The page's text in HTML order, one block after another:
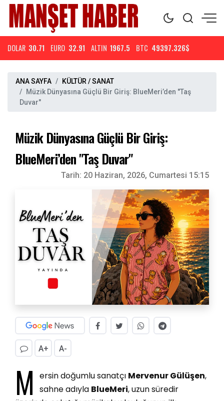
DOLAR 30.71 EURO 32.91 ALTIN 1967.5 BTC 49397.326$
ANA SAYFA
KÜLTÜR / SANAT
Müzik Dünyasına Güçlü Bir Giriş: BlueMeri’den "Taş
Duvar"
Müzik Dünyasına Güçlü Bir Giriş:
BlueMeri’den "Taş Duvar"
Tarih: 20 Haziran, 2026, Cumartesi 15:15
A+ A-
M ersin doğumlu sanatçı Mervenur Gülüşen,
sahne adıyla BlueMeri, uzun süredir